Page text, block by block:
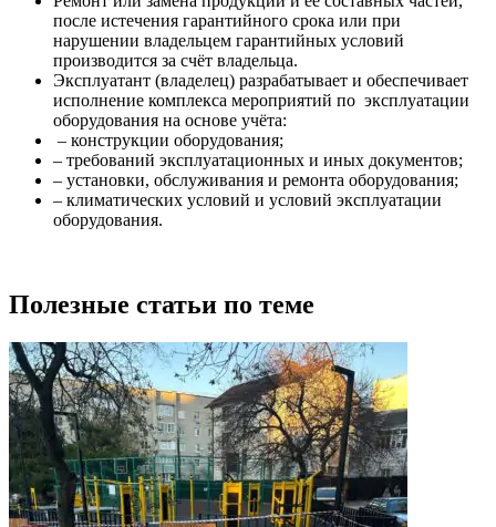
после истечения гарантийного срока или при
нарушении владельцем гарантийных условий
производится за счёт владельца.
Эксплуатант (владелец) разрабатывает и обеспечивает
исполнение комплекса мероприятий по эксплуатации
оборудования на основе учёта:
– конструкции оборудования;
– требований эксплуатационных и иных документов;
– установки, обслуживания и ремонта оборудования;
– климатических условий и условий эксплуатации
оборудования.
Полезные статьи по теме